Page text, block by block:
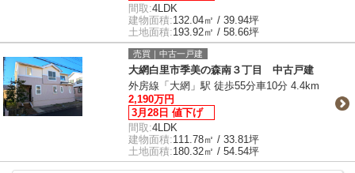
間取:4LDK
建物面積:132.04㎡ / 39.94坪
土地面積:193.92㎡ / 58.66坪
売買｜中古一戸建
大網白里市季美の森南３丁目 中古戸建
外房線「大網」駅 徒歩55分車10分 4.4km
2,190万円
3月28日 値下げ
間取:4LDK
建物面積:111.78㎡ / 33.81坪
土地面積:180.32㎡ / 54.54坪